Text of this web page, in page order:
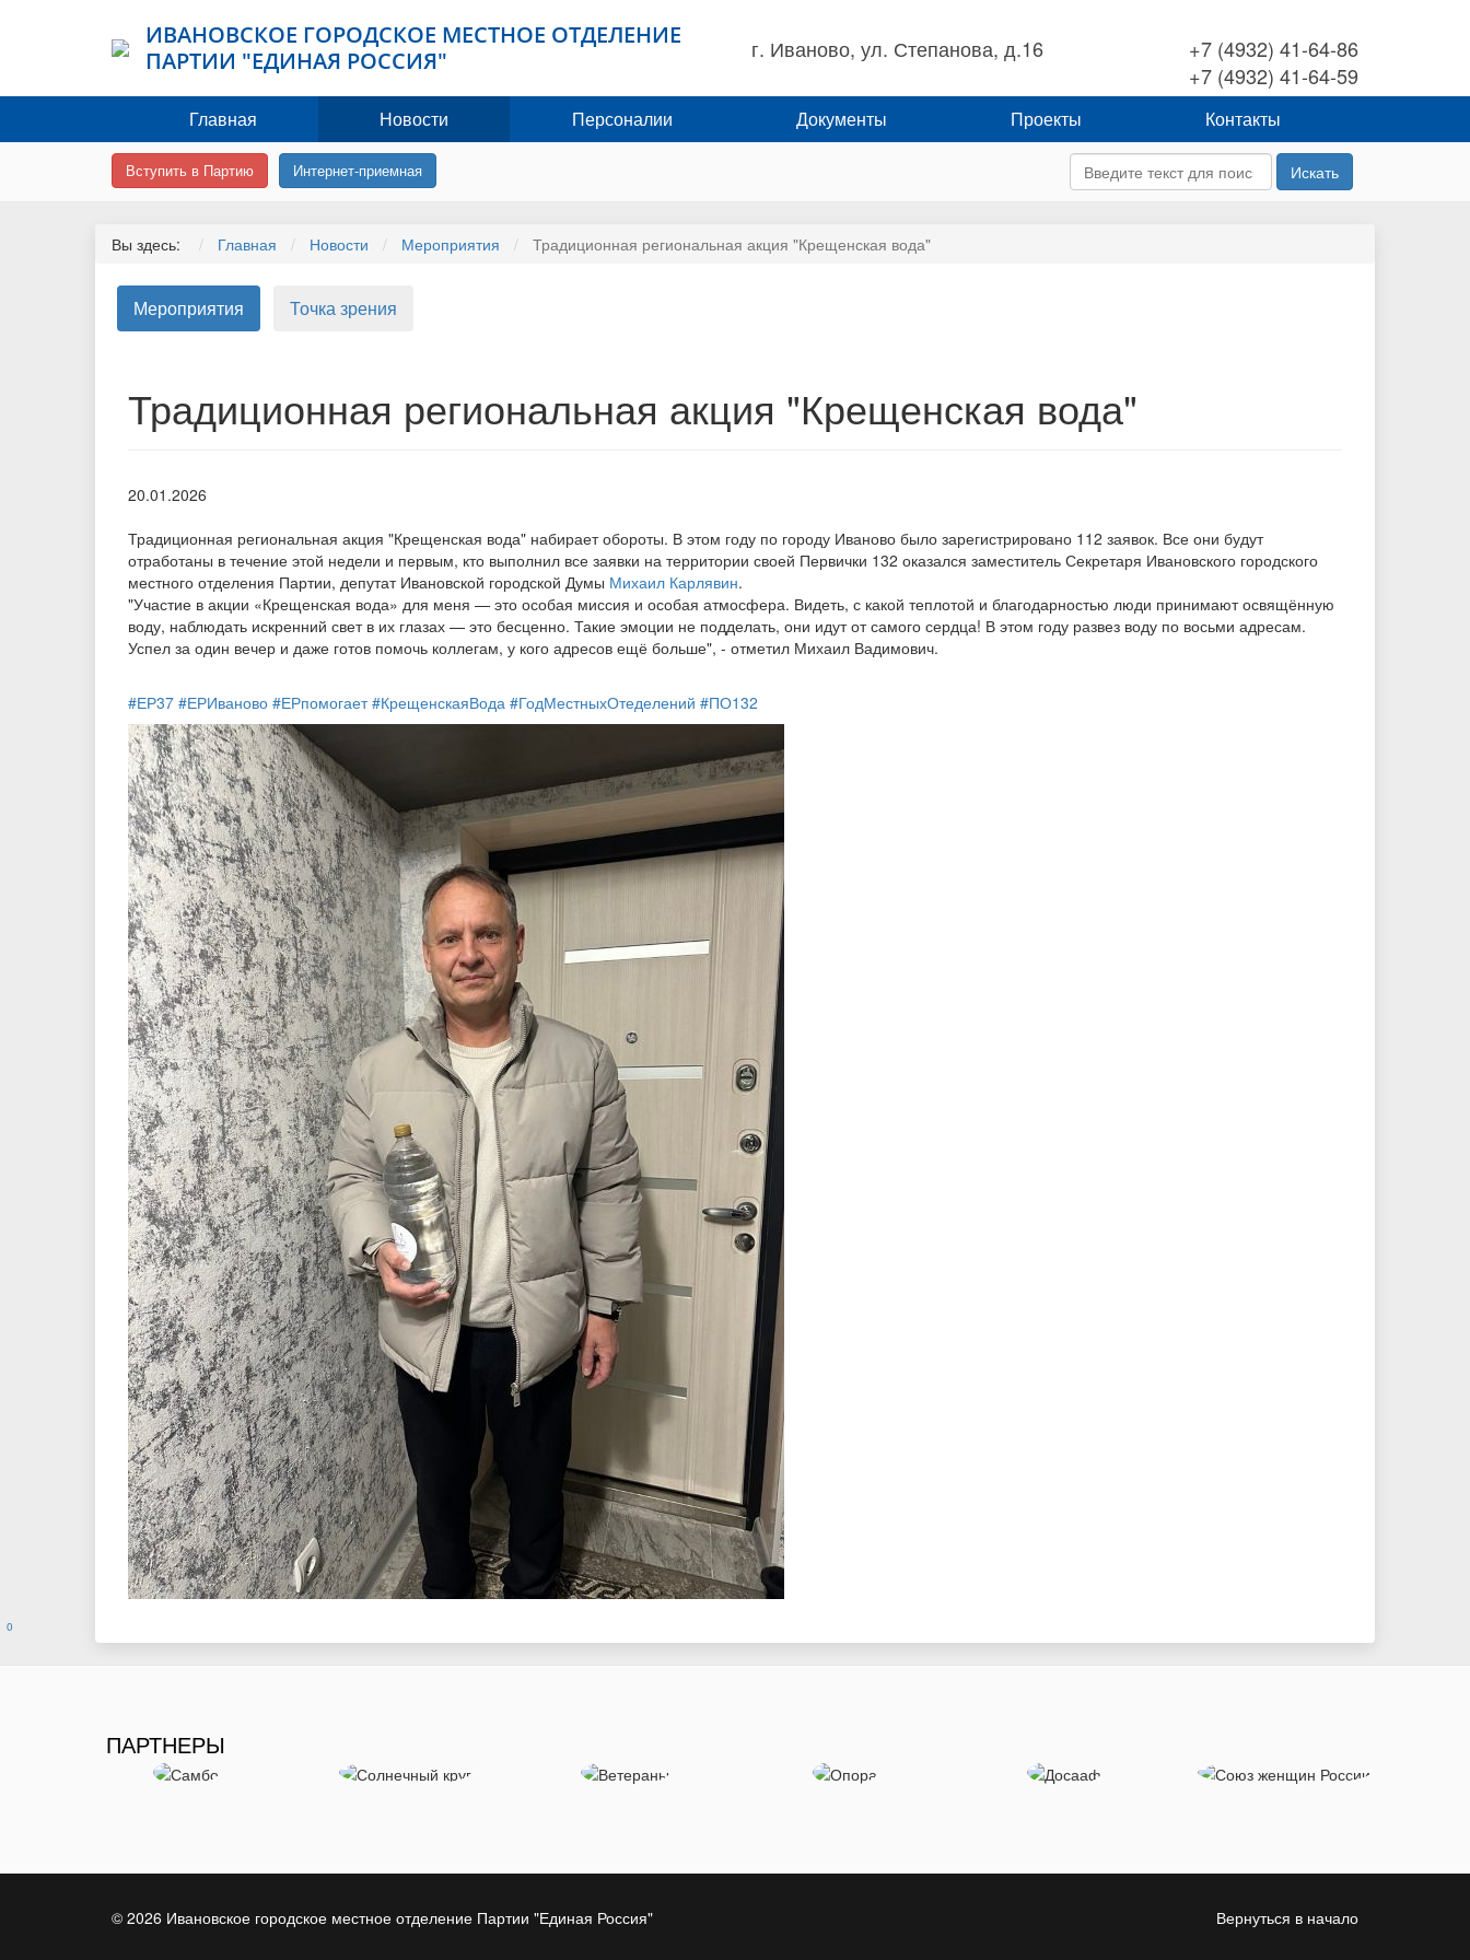
ИВАНОВСКОЕ ГОРОДСКОЕ МЕСТНОЕ ОТДЕЛЕНИЕ
ПАРТИИ "ЕДИНАЯ РОССИЯ"
г. Иваново, ул. Степанова, д.16
+7 (4932) 41-64-86
+7 (4932) 41-64-59
Главная Новости Персоналии Документы Проекты Контакты
Вступить в Партию Интернет-приемная Искать
Вы здесь: Главная Новости Мероприятия Традиционная региональная акция "Крещенская вода"
Мероприятия Точка зрения
Традиционная региональная акция "Крещенская вода"
20.01.2026
Традиционная региональная акция "Крещенская вода" набирает обороты. В этом году по городу Иваново было зарегистрировано 112 заявок. Все они будут
отработаны в течение этой недели и первым, кто выполнил все заявки на территории своей Первички 132 оказался заместитель Секретаря Ивановского городского
местного отделения Партии, депутат Ивановской городской Думы Михаил Карлявин.
"Участие в акции «Крещенская вода» для меня — это особая миссия и особая атмосфера. Видеть, с какой теплотой и благодарностью люди принимают освящённую
воду, наблюдать искренний свет в их глазах — это бесценно. Такие эмоции не подделать, они идут от самого сердца! В этом году развез воду по восьми адресам.
Успел за один вечер и даже готов помочь коллегам, у кого адресов ещё больше", - отметил Михаил Вадимович.
#ЕР37 #ЕРИваново #ЕРпомогает #КрещенскаяВода #ГодМестныхОтеделений #ПО132
0
ПАРТНЕРЫ
Вернуться в начало
© 2026 Ивановское городское местное отделение Партии "Единая Россия"